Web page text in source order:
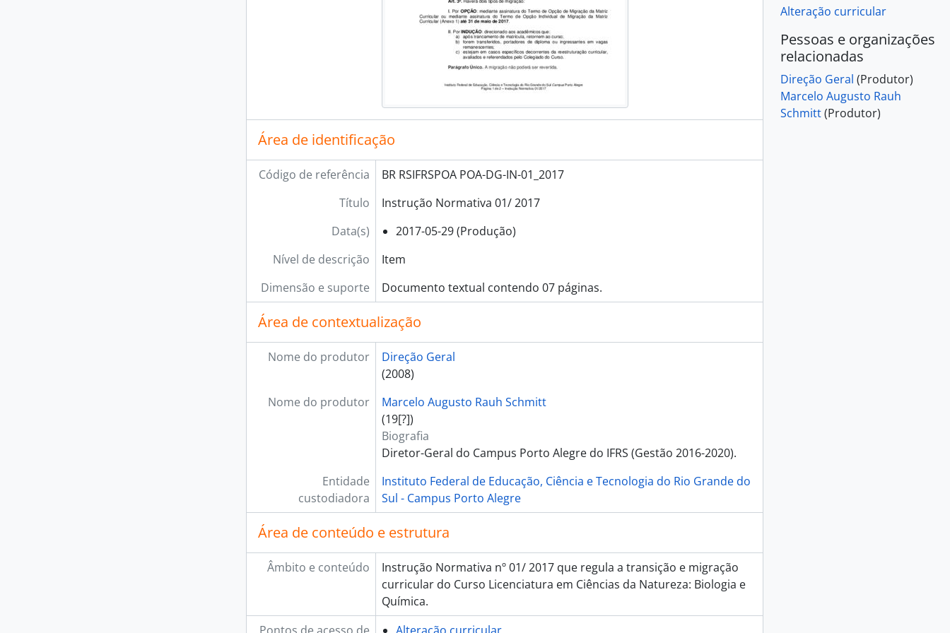
Área de identificação
Código de referência
BR RSIFRSPOA POA-DG-IN-01_2017
Título
Instrução Normativa 01/ 2017
Data(s)
2017-05-29 (Produção)
Nível de descrição
Item
Dimensão e suporte
Documento textual contendo 07 páginas.
Área de contextualização
Nome do produtor
Direção Geral
(2008)
Nome do produtor
Marcelo Augusto Rauh Schmitt
(19[?])
Biografia
Diretor-Geral do Campus Porto Alegre do IFRS (Gestão 2016-2020).
Entidade
custodiadora
Instituto Federal de Educação, Ciência e Tecnologia do Rio Grande do
Sul - Campus Porto Alegre
Área de conteúdo e estrutura
Âmbito e conteúdo
Instrução Normativa nº 01/ 2017 que regula a transição e migração
curricular do Curso Licenciatura em Ciências da Natureza: Biologia e
Química.
Alteração curricular
Pessoas e organizações
relacionadas
Direção Geral (Produtor)
Marcelo Augusto Rauh
Schmitt(Produtor)